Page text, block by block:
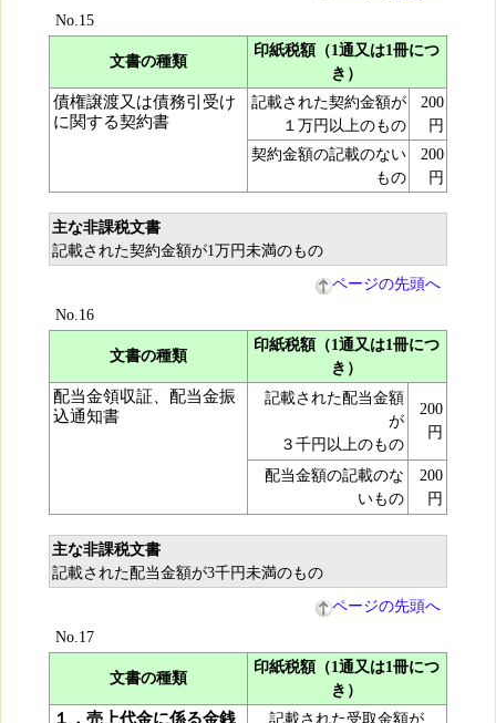
No.15
文書の種類
印紙税額（1通又は1冊につ
き）
債権譲渡又は債務引受け
に関する契約書
記載された契約金額が
１万円以上のもの
200
円
契約金額の記載のない
もの
200
円
主な非課税文書
記載された契約金額が1万円未満のもの
ページの先頭へ
No.16
文書の種類
印紙税額（1通又は1冊につ
き）
配当金領収証、配当金振
込通知書
記載された配当金額
が
３千円以上のもの
200
円
配当金額の記載のな
いもの
200
円
主な非課税文書
記載された配当金額が3千円未満のもの
ページの先頭へ
No.17
文書の種類
印紙税額（1通又は1冊につ
き）
１．売上代金に係る金銭
記載された受取金額が